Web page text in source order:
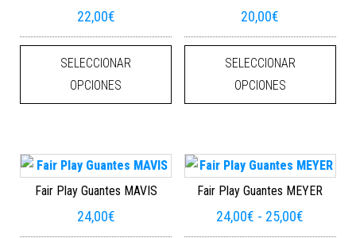
22,00€
SELECCIONAR
OPCIONES
Este producto tiene múltiples
20,00€
SELECCIONAR
OPCIONES
Fair Play Guantes MAVIS
24,00€
Fair Play Guantes MEYER
24,00€ - 25,00€